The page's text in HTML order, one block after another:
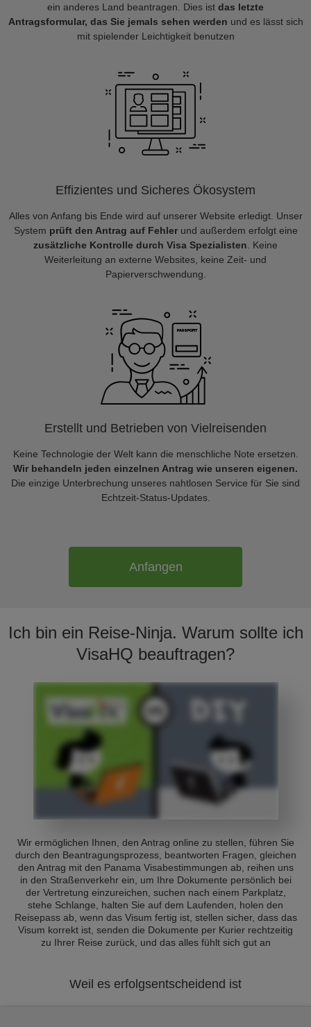
ein anderes Land beantragen. Dies ist das letzte
Antragsformular, das Sie jemals sehen werden und es lässt sich
mit spielender Leichtigkeit benutzen
Effizientes und Sicheres Ökosystem
Alles von Anfang bis Ende wird auf unserer Website erledigt. Unser
System prüft den Antrag auf Fehlerund außerdem erfolgt eine
zusätzliche Kontrolle durch Visa Spezialisten . Keine
Weiterleitung an externe Websites, keine Zeit- und
Papierverschwendung.
Erstellt und Betrieben von Vielreisenden
Keine Technologie der Welt kann die menschliche Note ersetzen.
Wir behandeln jeden einzelnen Antrag wie unseren eigenen.
Die einzige Unterbrechung unseres nahtlosen Service für Sie sind
Echtzeit-Status-Updates.
Anfangen
Ich bin ein Reise-Ninja. Warum sollte ich
VisaHQ beauftragen?
Wir ermöglichen Ihnen, den Antrag online zu stellen, führen Sie
durch den Beantragungsprozess, beantworten Fragen, gleichen
den Antrag mit den Panama Visabestimmungen ab, reihen uns
in den Straßenverkehr ein, um Ihre Dokumente persönlich bei
der Vertretung einzureichen, suchen nach einem Parkplatz,
stehe Schlange, halten Sie auf dem Laufenden, holen den
Reisepass ab, wenn das Visum fertig ist, stellen sicher, dass das
Visum korrekt ist, senden die Dokumente per Kurier rechtzeitig
zu Ihrer Reise zurück, und das alles fühlt sich gut an
Weil es erfolgsentscheidend ist